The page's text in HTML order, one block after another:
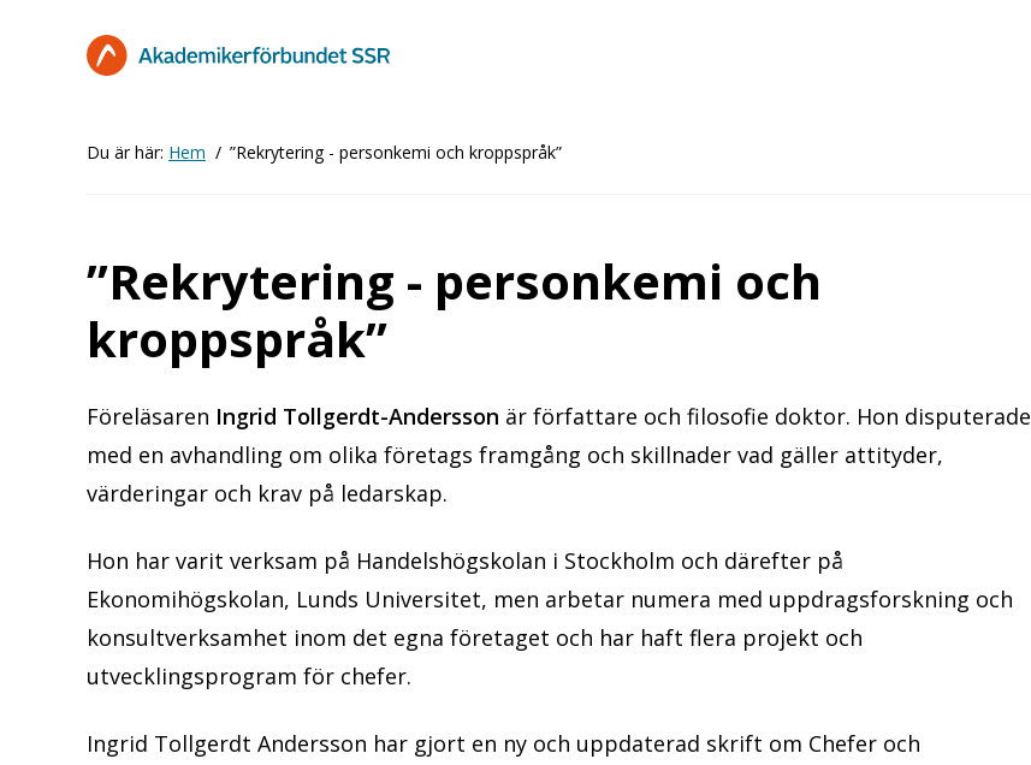
Du är här: Hem ”Rekrytering - personkemi och kroppspråk”
”Rekrytering - personkemi och
kroppspråk”
Föreläsaren Ingrid Tollgerdt-Andersson är författare och filosofie doktor. Hon disputerade
med en avhandling om olika företags framgång och skillnader vad gäller attityder,
värderingar och krav på ledarskap.
Hon har varit verksam på Handelshögskolan i Stockholm och därefter på
Ekonomihögskolan, Lunds Universitet, men arbetar numera med uppdragsforskning och
konsultverksamhet inom det egna företaget och har haft flera projekt och
utvecklingsprogram för chefer.
Ingrid Tollgerdt Andersson har gjort en ny och uppdaterad skrift om Chefer och